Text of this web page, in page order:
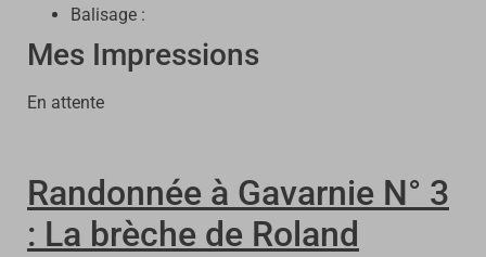
Balisage :
Mes Impressions
En attente
Randonnée à Gavarnie N° 3
: La brèche de Roland